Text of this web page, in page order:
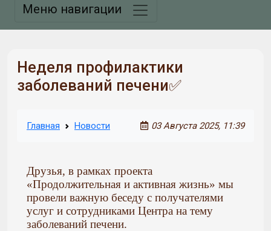
Меню навигации
Неделя профилактики
заболеваний печени✅
Главная Новости 03 Августа 2025, 11:39
Друзья, в рамках проекта
«Продолжительная и активная жизнь» мы
провели важную беседу с получателями
услуг и сотрудниками Центра на тему
заболеваний печени.